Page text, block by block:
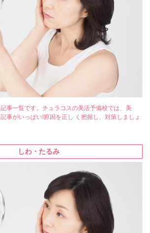
事一覧です。チュラコスの美活予備校では、美
事がいっぱい!原因を正し く把握し、対策しましょ
しわ・たるみ